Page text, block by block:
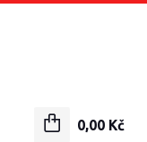
0,00 Kč